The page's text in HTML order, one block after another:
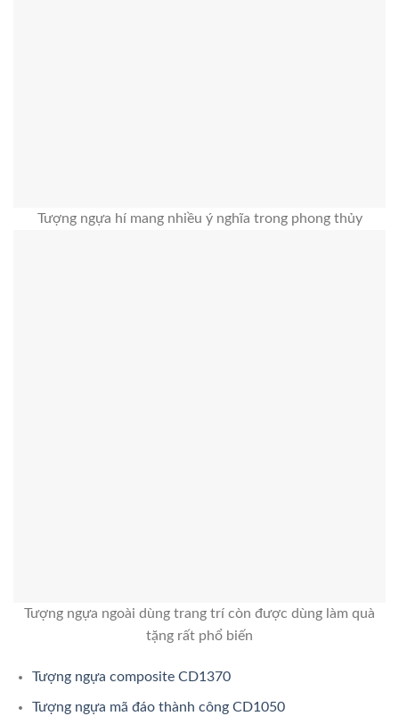
Tượng ngựa hí mang nhiều ý nghĩa trong phong thủy
Tượng ngựa ngoài dùng trang trí còn được dùng làm quà
tặng rất phổ biến
Tượng ngựa composite CD1370
Tượng ngựa mã đáo thành công CD1050